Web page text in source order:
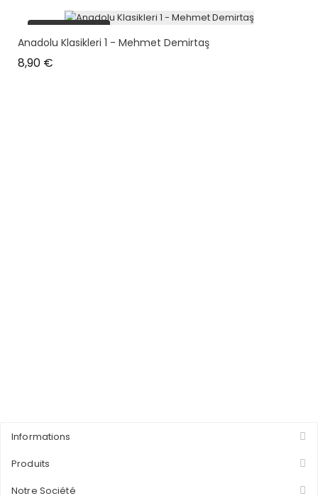
plus en stock
Anadolu Klasikleri 1 - Mehmet Demirtaş
8,90 €
Informations
Produits
Notre Société